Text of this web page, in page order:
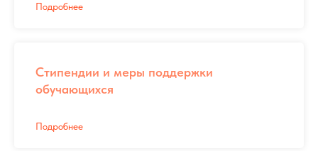
Подробнее
Стипендии и меры поддержки
обучающихся
Подробнее